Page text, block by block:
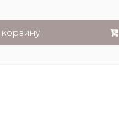
корзину